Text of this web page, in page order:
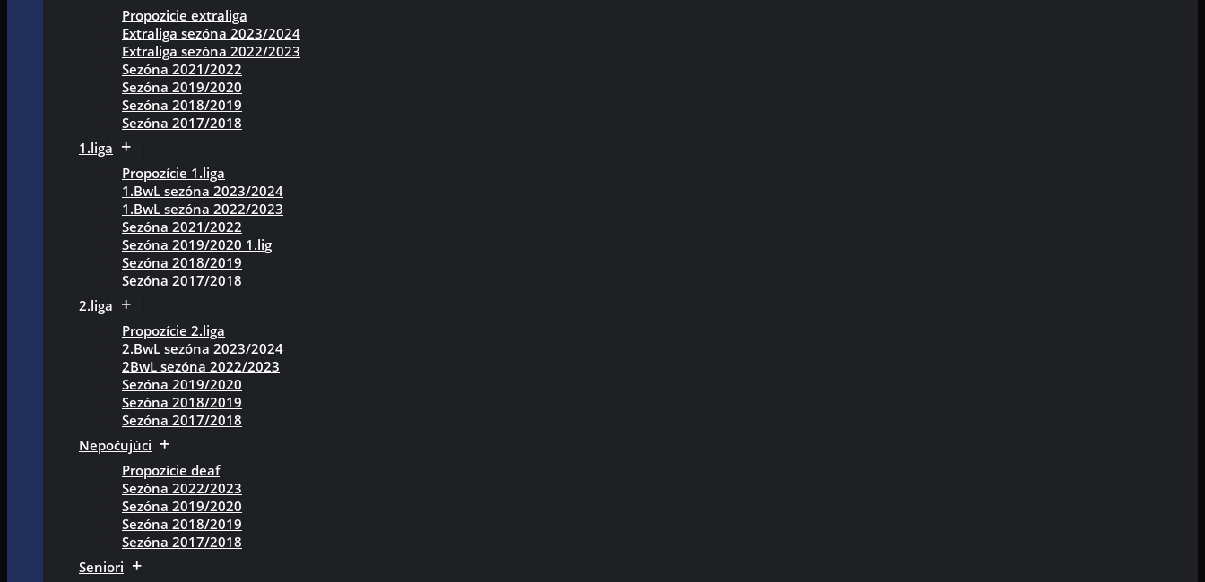
Propozicie extraliga
Extraliga sezóna 2023/2024
Extraliga sezóna 2022/2023
Sezóna 2021/2022
Sezóna 2019/2020
Sezóna 2018/2019
Sezóna 2017/2018
1.liga
Propozície 1.liga
1.BwL sezóna 2023/2024
1.BwL sezóna 2022/2023
Sezóna 2021/2022
Sezóna 2019/2020 1.lig
Sezóna 2018/2019
Sezóna 2017/2018
2.liga
Propozície 2.liga
2.BwL sezóna 2023/2024
2BwL sezóna 2022/2023
Sezóna 2019/2020
Sezóna 2018/2019
Sezóna 2017/2018
Nepočujúci
Propozície deaf
Sezóna 2022/2023
Sezóna 2019/2020
Sezóna 2018/2019
Sezóna 2017/2018
Seniori